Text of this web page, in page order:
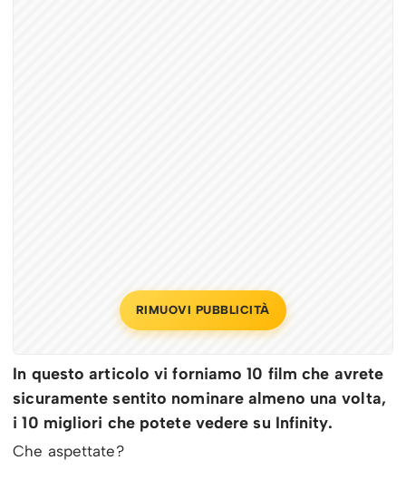
RIMUOVI PUBBLICITÀ
In questo articolo vi forniamo 10 film che avrete
sicuramente sentito nominare almeno una volta,
i 10 migliori che potete vedere su Infinity.
Che aspettate?